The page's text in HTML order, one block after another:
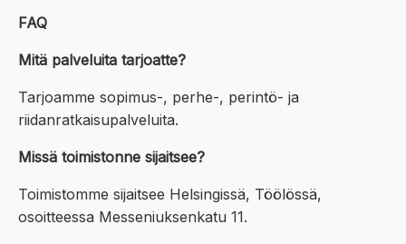
FAQ
Mitä palveluita tarjoatte?
Tarjoamme sopimus-, perhe-, perintö- ja
riidanratkaisupalveluita.
Missä toimistonne sijaitsee?
Toimistomme sijaitsee Helsingissä, Töölössä,
osoitteessa Messeniuksenkatu 11.